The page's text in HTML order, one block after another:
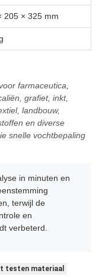
205 × 325 mm
farmaceutica,
grafiet, inkt,
landbouw,
en diverse
snelle vochtbepaling
in minuten en
terwijl de
en
verbeterd.
testen materiaal